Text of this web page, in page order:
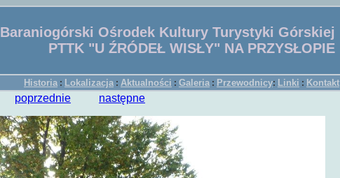
Baraniogórski Ośrodek Kultury Turystyki Górskiej
PTTK "U ŹRÓDEŁ WISŁY" NA PRZYSŁOPIE
Historia : Lokalizacja : Aktualności : Galeria : Przewodnicy: Linki : Kontakt
poprzednie następne